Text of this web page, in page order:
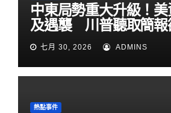
中東局勢重大升級！
及遇襲 川普聽取簡報
七月 30, 2026 ADMINS
熱點事件